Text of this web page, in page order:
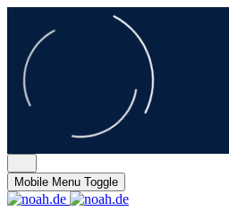
Mobile Menu Toggle